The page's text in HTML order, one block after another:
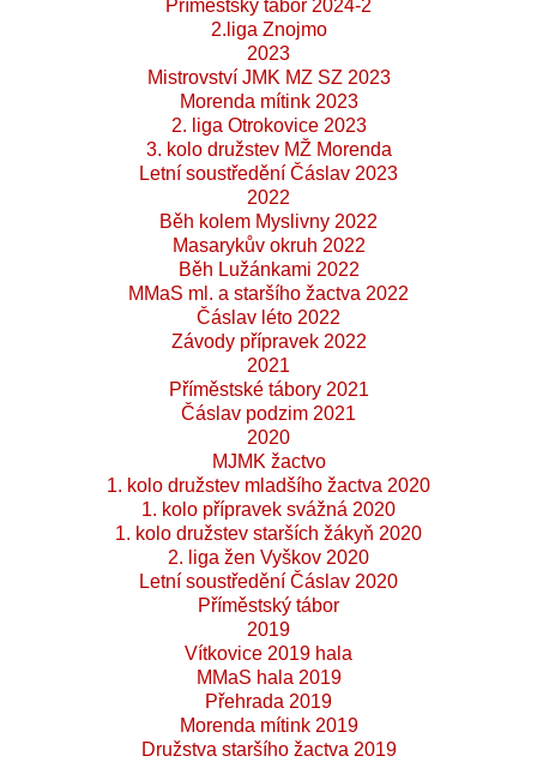
Příměstský tábor 2024-2
2.liga Znojmo
2023
Mistrovství JMK MZ SZ 2023
Morenda mítink 2023
2. liga Otrokovice 2023
3. kolo družstev MŽ Morenda
Letní soustředění Čáslav 2023
2022
Běh kolem Myslivny 2022
Masarykův okruh 2022
Běh Lužánkami 2022
MMaS ml. a staršího žactva 2022
Čáslav léto 2022
Závody přípravek 2022
2021
Příměstské tábory 2021
Čáslav podzim 2021
2020
MJMK žactvo
1. kolo družstev mladšího žactva 2020
1. kolo přípravek svážná 2020
1. kolo družstev starších žákyň 2020
2. liga žen Vyškov 2020
Letní soustředění Čáslav 2020
Příměstský tábor
2019
Vítkovice 2019 hala
MMaS hala 2019
Přehrada 2019
Morenda mítink 2019
Družstva staršího žactva 2019